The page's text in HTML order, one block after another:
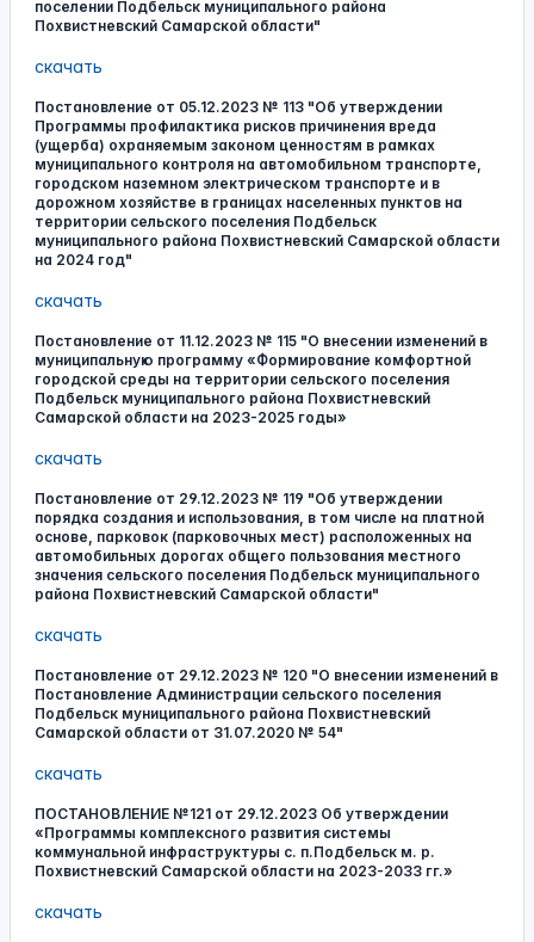
поселении Подбельск муниципального района
Похвистневский Самарской области"
скачать
Постановление от 05.12.2023 № 113 "Об утверждении
Программы профилактика рисков причинения вреда
(ущерба) охраняемым законом ценностям в рамках
муниципального контроля на автомобильном транспорте,
городском наземном электрическом транспорте и в
дорожном хозяйстве в границах населенных пунктов на
территории сельского поселения Подбельск
муниципального района Похвистневский Самарской области
на 2024 год"
скачать
Постановление от 11.12.2023 № 115 "О внесении изменений в
муниципальную программу «Формирование комфортной
городской среды на территории сельского поселения
Подбельск муниципального района Похвистневский
Самарской области на 2023-2025 годы»
скачать
Постановление от 29.12.2023 № 119 "Об утверждении
порядка создания и использования, в том числе на платной
основе, парковок (парковочных мест) расположенных на
автомобильных дорогах общего пользования местного
значения сельского поселения Подбельск муниципального
района Похвистневский Самарской области"
скачать
Постановление от 29.12.2023 № 120 "О внесении изменений в
Постановление Администрации сельского поселения
Подбельск муниципального района Похвистневский
Самарской области от 31.07.2020 № 54"
скачать
ПОСТАНОВЛЕНИЕ №121 от 29.12.2023 Об утверждении
«Программы комплексного развития системы
коммунальной инфраструктуры с. п.Подбельск м. р.
Похвистневский Самарской области на 2023-2033 гг.»
скачать